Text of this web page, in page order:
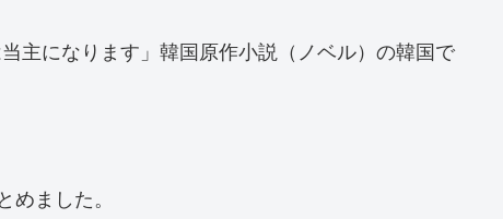
主になります」韓国原作小説（ノベル）の韓国で
めました。